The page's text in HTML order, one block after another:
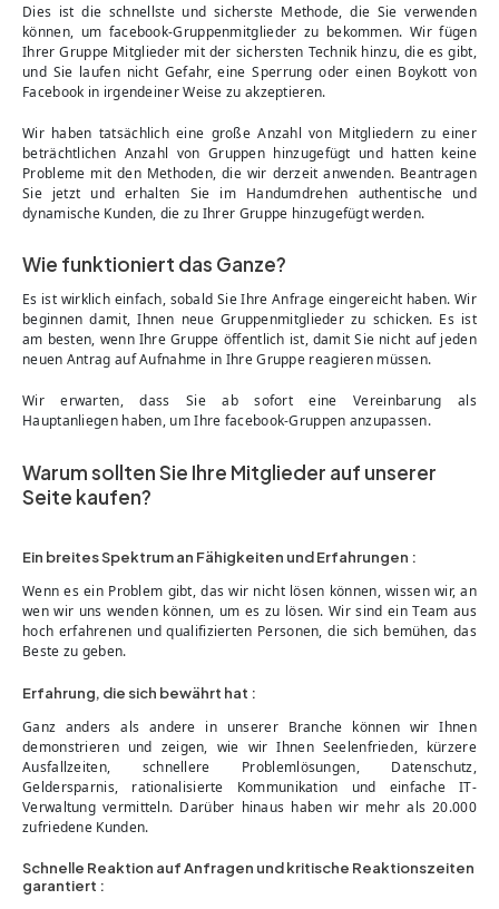
Dies ist die schnellste und sicherste Methode, die Sie verwenden
können, um facebook-Gruppenmitglieder zu bekommen. Wir fügen
Ihrer Gruppe Mitglieder mit der sichersten Technik hinzu, die es gibt,
und Sie laufen nicht Gefahr, eine Sperrung oder einen Boykott von
Facebook in irgendeiner Weise zu akzeptieren.
Wir haben tatsächlich eine große Anzahl von Mitgliedern zu einer
beträchtlichen Anzahl von Gruppen hinzugefügt und hatten keine
Probleme mit den Methoden, die wir derzeit anwenden. Beantragen
Sie jetzt und erhalten Sie im Handumdrehen authentische und
dynamische Kunden, die zu Ihrer Gruppe hinzugefügt werden.
Wie funktioniert das Ganze?
Es ist wirklich einfach, sobald Sie Ihre Anfrage eingereicht haben. Wir
beginnen damit, Ihnen neue Gruppenmitglieder zu schicken. Es ist
am besten, wenn Ihre Gruppe öffentlich ist, damit Sie nicht auf jeden
neuen Antrag auf Aufnahme in Ihre Gruppe reagieren müssen.
Wir erwarten, dass Sie ab sofort eine Vereinbarung als
Hauptanliegen haben, um Ihre facebook-Gruppen anzupassen.
Warum sollten Sie Ihre Mitglieder auf unserer
Seite kaufen?
Ein breites Spektrum an Fähigkeiten und Erfahrungen :
Wenn es ein Problem gibt, das wir nicht lösen können, wissen wir, an
wen wir uns wenden können, um es zu lösen. Wir sind ein Team aus
hoch erfahrenen und qualifizierten Personen, die sich bemühen, das
Beste zu geben.
Erfahrung, die sich bewährt hat :
Ganz anders als andere in unserer Branche können wir Ihnen
demonstrieren und zeigen, wie wir Ihnen Seelenfrieden, kürzere
Ausfallzeiten, schnellere Problemlösungen, Datenschutz,
Geldersparnis, rationalisierte Kommunikation und einfache IT-
Verwaltung vermitteln. Darüber hinaus haben wir mehr als 20.000
zufriedene Kunden.
Schnelle Reaktion auf Anfragen und kritische Reaktionszeiten
garantiert :